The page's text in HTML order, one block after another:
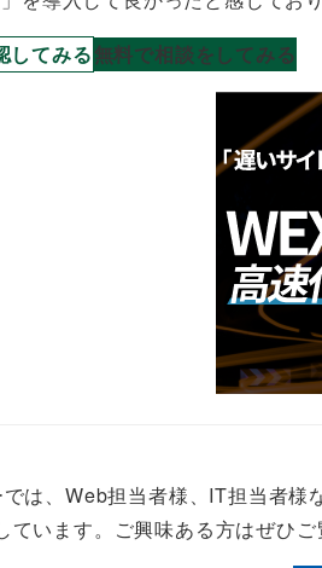
してみる無料で相談をしてみる
は、Web担当者様、IT担当者様
います。ご興味ある方はぜひ